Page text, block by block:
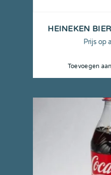
HEINEKEN
Prijs op
Toevoegen